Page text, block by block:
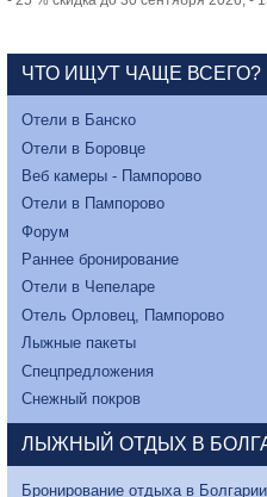
ЧТО ИЩУТ ЧАЩЕ ВСЕГО?
Отели в Банско
Отели в Боровце
Веб камеры - Пампорово
Отели в Пампорово
Форум
Раннее бронирование
Отели в Чепеларе
Отель Орловец, Пампорово
Лыжные пакеты
Спецпредложения
Снежный покров
ЛЫЖНЫЙ ОТДЫХ В
Бронирование отдыха в Болгарии